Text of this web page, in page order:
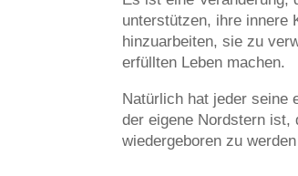
unterstützen, ihre innere
hinzuarbeiten, sie zu
erfüllten Leben machen.
Natürlich hat jeder seine
der eigene Nordstern ist,
wiedergeboren zu